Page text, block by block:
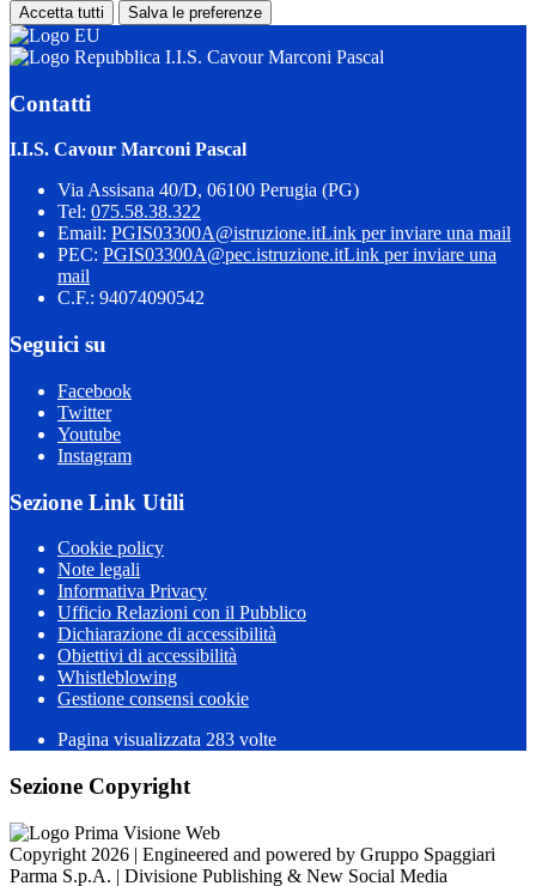
Accetta tutti Salva le preferenze
I.I.S. Cavour Marconi Pascal
Contatti
I.I.S. Cavour Marconi Pascal
Via Assisana 40/D, 06100 Perugia (PG)
Tel: 075.58.38.322
Email: PGIS03300A@istruzione.itLink per inviare una mail
PEC: PGIS03300A@pec.istruzione.itLink per inviare una
mail
C.F.: 94074090542
Seguici su
Facebook
Twitter
Youtube
Instagram
Sezione Link Utili
Cookie policy
Note legali
Informativa Privacy
Ufficio Relazioni con il Pubblico
Dichiarazione di accessibilità
Obiettivi di accessibilità
Whistleblowing
Gestione consensi cookie
Pagina visualizzata 283 volte
Sezione Copyright
Copyright 2026 | Engineered and powered by Gruppo Spaggiari
Parma S.p.A. | Divisione Publishing & New Social Media